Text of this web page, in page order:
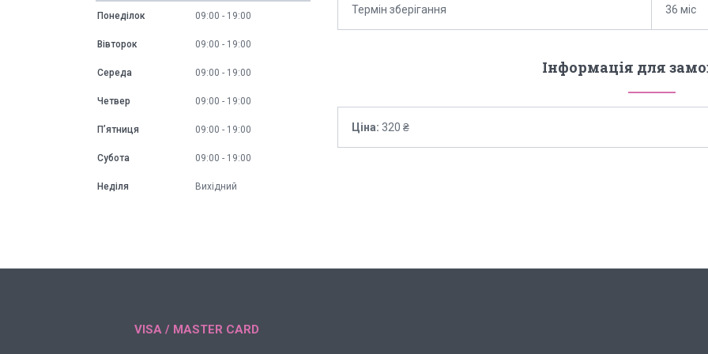
Термін зберігання 36 міс
Інформація для
Ціна: 320 ₴
Понеділок 09:00 19:00
Вівторок 09:00 19:00
Середа 09:00 19:00
Четвер 09:00 19:00
Пʼятниця 09:00 19:00
Субота 09:00 19:00
Неділя Вихідний
VISA / MASTER CARD